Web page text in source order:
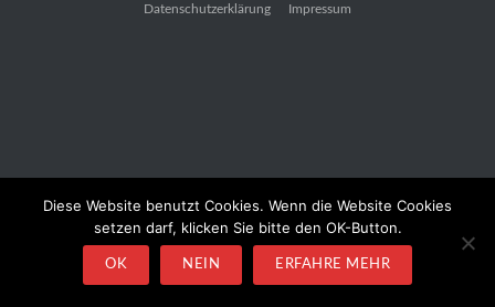
Datenschutzerklärung Impressum
Diese Website benutzt Cookies. Wenn die Website Cookies
setzen darf, klicken Sie bitte den OK-Button.
OK NEIN ERFAHRE MEHR